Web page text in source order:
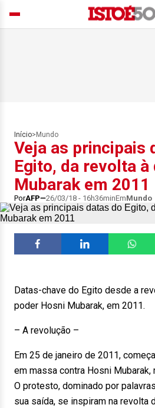
Início> Mundo
Veja as principais
Egito, da revolta à
Mubarak em 2011
PorAFP 26/03/18 - 16h36minEmMundo
Datas-chave do Egito desde a
poder Hosni Mubarak, em 2011.
– A revolução –
Em 25 de janeiro de 2011,
em massa contra Hosni
O protesto, dominado por
sua saída, se inspiram na revolta